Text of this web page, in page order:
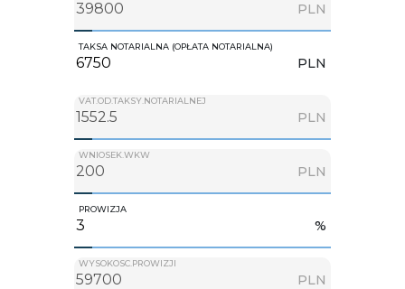
PLN
TAKSA NOTARIALNA (OPŁATA NOTARIALNA)
PLN
VAT.OD.TAKSY.NOTARIALNEJ
PLN
WNIOSEK.WKW
PLN
PROWIZJA
%
WYSOKOSC.PROWIZJI
PLN